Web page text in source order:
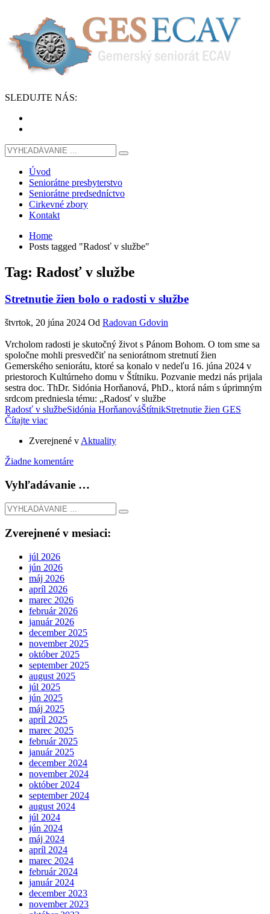
SLEDUJTE NÁS:
Úvod
Seniorátne presbyterstvo
Seniorátne predsedníctvo
Cirkevné zbory
Kontakt
Home
Posts tagged "Radosť v službe"
Tag: Radosť v službe
Stretnutie žien bolo o radosti v službe
štvrtok, 20 júna 2024 Od Radovan Gdovin
Vrcholom radosti je skutočný život s Pánom Bohom. O tom sme sa
spoločne mohli presvedčiť na seniorátnom stretnutí žien
Gemerského seniorátu, ktoré sa konalo v nedeľu 16. júna 2024 v
priestoroch Kultúrneho domu v Štítniku. Pozvanie medzi nás prijala
sestra doc. ThDr. Sidónia Horňanová, PhD., ktorá nám s úprimným
srdcom predniesla tému: „Radosť v službe
Radosť v službeSidónia HorňanováŠtítnikStretnutie žien GES
Čítajte viac
Zverejnené v Aktuality
Žiadne komentáre
Vyhľadávanie …
Zverejnené v mesiaci:
júl 2026
jún 2026
máj 2026
apríl 2026
marec 2026
február 2026
január 2026
december 2025
november 2025
október 2025
september 2025
august 2025
júl 2025
jún 2025
máj 2025
apríl 2025
marec 2025
február 2025
január 2025
december 2024
november 2024
október 2024
september 2024
august 2024
júl 2024
jún 2024
máj 2024
apríl 2024
marec 2024
február 2024
január 2024
december 2023
november 2023